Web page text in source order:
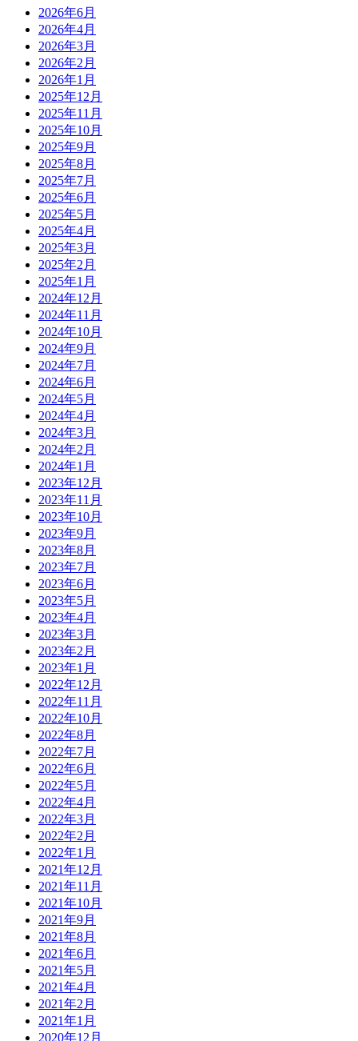
2026年6月
2026年4月
2026年3月
2026年2月
2026年1月
2025年12月
2025年11月
2025年10月
2025年9月
2025年8月
2025年7月
2025年6月
2025年5月
2025年4月
2025年3月
2025年2月
2025年1月
2024年12月
2024年11月
2024年10月
2024年9月
2024年7月
2024年6月
2024年5月
2024年4月
2024年3月
2024年2月
2024年1月
2023年12月
2023年11月
2023年10月
2023年9月
2023年8月
2023年7月
2023年6月
2023年5月
2023年4月
2023年3月
2023年2月
2023年1月
2022年12月
2022年11月
2022年10月
2022年8月
2022年7月
2022年6月
2022年5月
2022年4月
2022年3月
2022年2月
2022年1月
2021年12月
2021年11月
2021年10月
2021年9月
2021年8月
2021年6月
2021年5月
2021年4月
2021年2月
2021年1月
2020年12月